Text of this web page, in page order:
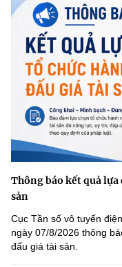
Thông báo kết quả
sản
Cục Tần số vô tuyến
ngày 07/8/2026 thông
đấu giá tài sản.